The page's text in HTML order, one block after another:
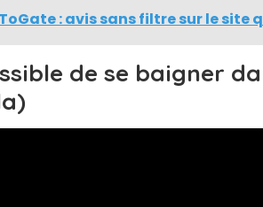
: avis sans filtre sur le site
de se baigner